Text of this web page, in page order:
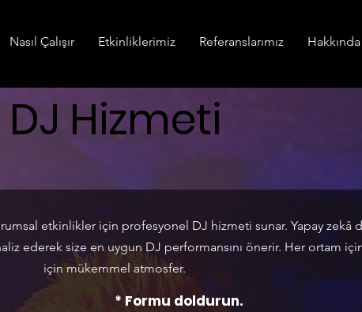
Nasıl Çalışır Etkinliklerimiz Referanslarımız Hakkında
DJ Hizmeti
etkinlikler için profesyonel DJ hizmeti sunar. Yapay zekâ
ederek size en uygun DJ performansını önerir. Her ortam
için mükemmel atmosfer.
* Formu doldurun.